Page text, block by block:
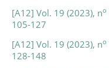
[A12] Vol. 19 (2023), no
105-127
[A12] Vol. 19 (2023), no
128-148